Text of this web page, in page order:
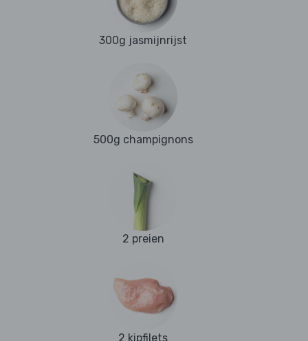
300g jasmijnrijst
500g champignons
2 preien
2 kipfilets